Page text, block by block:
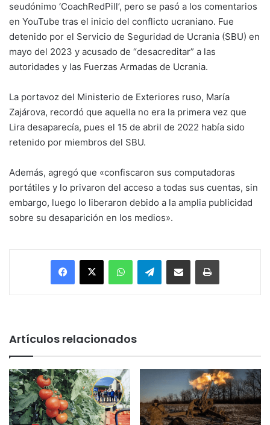
seudónimo ‘CoachRedPill’, pero se pasó a los comentarios
en YouTube tras el inicio del conflicto ucraniano. Fue
detenido por el Servicio de Seguridad de Ucrania (SBU) en
mayo del 2023 y acusado de “desacreditar” a las
autoridades y las Fuerzas Armadas de Ucrania.
La portavoz del Ministerio de Exteriores ruso, María
Zajárova, recordó que aquella no era la primera vez que
Lira desaparecía, pues el 15 de abril de 2022 había sido
retenido por miembros del SBU.
Además, agregó que «confiscaron sus computadoras
portátiles y lo privaron del acceso a todas sus cuentas, sin
embargo, luego lo liberaron debido a la amplia publicidad
sobre su desaparición en los medios».
Facebook
X WhatsAppTelegramEnviar vía email Imprimir
Artículos relacionados